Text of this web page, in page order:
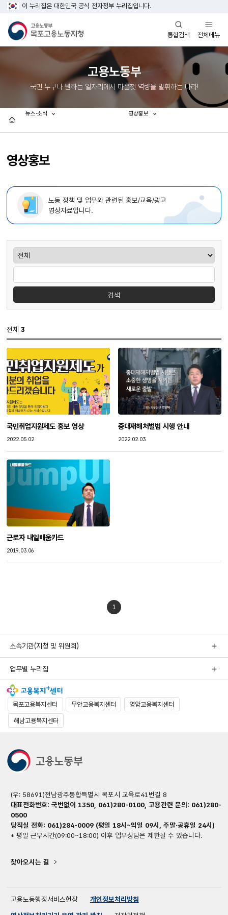
이 누리집은 대한민국 공식 전자정부 누리집입니다.
통합검색
열기
전체메뉴
열기
고용노동부
국민 누구나 원하는 일자리에서 마음껏 역량을 발휘하는 나라!
영상홍보
뉴스·소식 영상홍보
노동 정책 및 업무와 관련된 홍보/교육/광고
영상자료입니다.
게시판검색
검색
전체 3
국민취업지원제도 홍보 영상
작성일
2022.05.02
중대재해처벌법 시행 안내
작성일
2022.02.03
근로자 내일배움카드
작성일
2019.03.06
1
소속기관(지청 및 위원회)
업무별 누리집
목포고용복지센터 무안고용복지센터 영암고용복지센터
해남고용복지센터
(우: 58691)전남광주통합특별시 목포시 교육로41번길 8
대표전화번호: 국번없이 1350, 061)280-0100, 고용관련 문의: 061)280-
0500
당직실 전화: 061)284-0009 (평일 18시~익일 09시, 주말·공휴일 24시)
* 평일 근무시간(09:00~18:00) 이후 업무상담은 제한될 수 있습니다.
찾아오시는 길
고용노동행정서비스헌장
개인정보처리방침